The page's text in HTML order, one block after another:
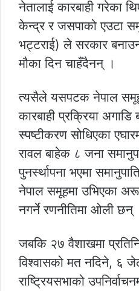
नेतालाई कारबाही गरेका
केन्द्र र जसपाको एउटा
भट्टराई) ले सरकार
मौका दिन चाहँदैनन् ।
त्यसैले यसपटक नेपाल
कारबाही प्रक्रिया
स्पष्टीकरण सोधिएका
रावल बाहेक ८ जना
पुनर्स्थापना भएमा
नेपाल समूहमा उभिएका
नगर्ने रणनीतिमा ओली छन्
जबकि २७ वैशाखमा
विश्वासको मत नदिने, ६
राष्ट्रियसभाको